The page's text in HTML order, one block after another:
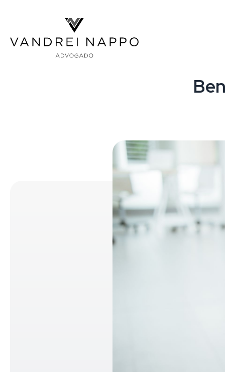
Vandrei Nappo - Advogado